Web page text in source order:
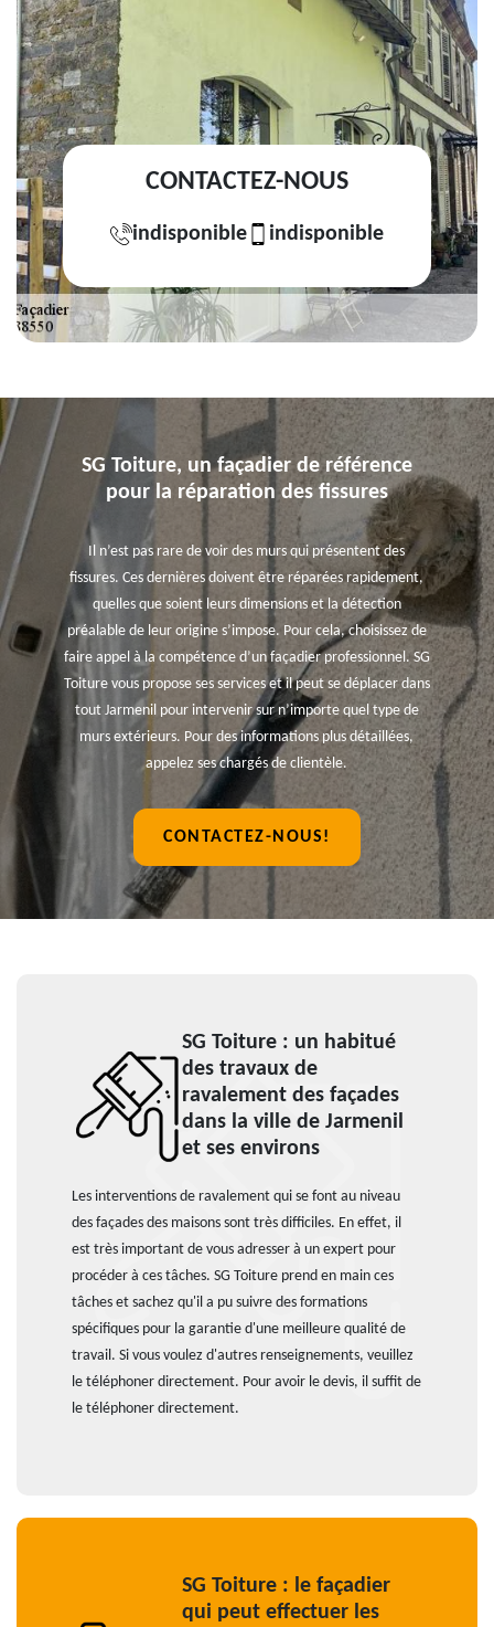
CONTACTEZ-NOUS
indisponible indisponible
SG Toiture, un façadier de référence
pour la réparation des fissures
Il n’est pas rare de voir des murs qui présentent des
fissures. Ces dernières doivent être réparées rapidement,
quelles que soient leurs dimensions et la détection
préalable de leur origine s’impose. Pour cela, choisissez de
faire appel à la compétence d’un façadier professionnel. SG
Toiture vous propose ses services et il peut se déplacer dans
tout Jarmenil pour intervenir sur n’importe quel type de
murs extérieurs. Pour des informations plus détaillées,
appelez ses chargés de clientèle.
CONTACTEZ-NOUS!
SG Toiture : un habitué
des travaux de
ravalement des façades
dans la ville de Jarmenil
et ses environs
Les interventions de ravalement qui se font au niveau
des façades des maisons sont très difficiles. En effet, il
est très important de vous adresser à un expert pour
procéder à ces tâches. SG Toiture prend en main ces
tâches et sachez qu'il a pu suivre des formations
spécifiques pour la garantie d'une meilleure qualité de
travail. Si vous voulez d'autres renseignements, veuillez
le téléphoner directement. Pour avoir le devis, il suffit de
le téléphoner directement.
SG Toiture : le façadier
qui peut effectuer les